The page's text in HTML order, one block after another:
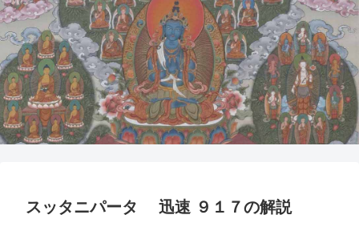
スッタニパータ 迅速 ９１７の解説